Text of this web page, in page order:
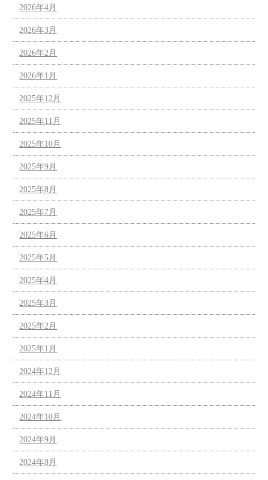
2026年4月
2026年3月
2026年2月
2026年1月
2025年12月
2025年11月
2025年10月
2025年9月
2025年8月
2025年7月
2025年6月
2025年5月
2025年4月
2025年3月
2025年2月
2025年1月
2024年12月
2024年11月
2024年10月
2024年9月
2024年8月